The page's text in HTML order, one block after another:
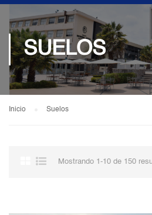
SUELOS
Inicio Suelos
Mostrando 1-10 de 150